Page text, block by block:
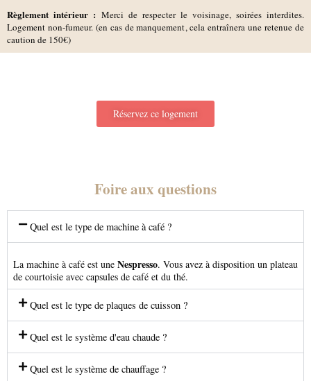
Règlement intérieur : Merci de respecter le voisinage, soirées interdites.
Logement non-fumeur. (en cas de manquement, cela entraînera une retenue de
caution de 150€)
Réservez ce logement
Foire aux questions
Quel est le type de machine à café ?
La machine à café est une Nespresso. Vous avez à disposition un plateau
de courtoisie avec capsules de café et du thé.
Quel est le type de plaques de cuisson ?
Quel est le système d'eau chaude ?
Quel est le système de chauffage ?